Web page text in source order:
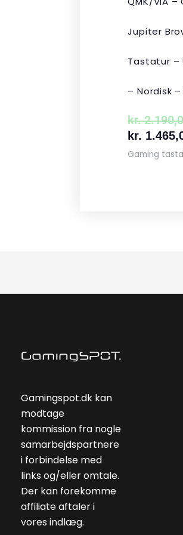
Jupiter
Tastatur –
– Nordisk
kr.
kr.
Gaming
Gamingspot.dk kan
modtage
kommission fra nogle
samarbejdspartnere
i forbindelse med
links og/eller omtale.
Der kan forekomme
affiliate aftaler i
vores indlæg.